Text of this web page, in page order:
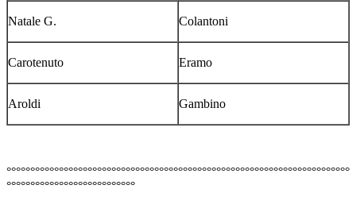
Natale G. Colantoni
Carotenuto Eramo
Aroldi Gambino
°°°°°°°°°°°°°°°°°°°°°°°°°°°°°°°°°°°°°°°°°°°°°°°°°°°°°°°°°°°°°°°°°°°°°°°°
°°°°°°°°°°°°°°°°°°°°°°°°°°°